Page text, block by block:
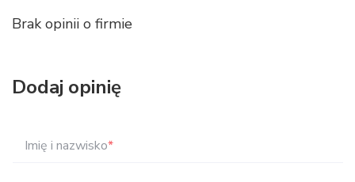
Brak opinii o firmie
Dodaj opinię
Imię i nazwisko*